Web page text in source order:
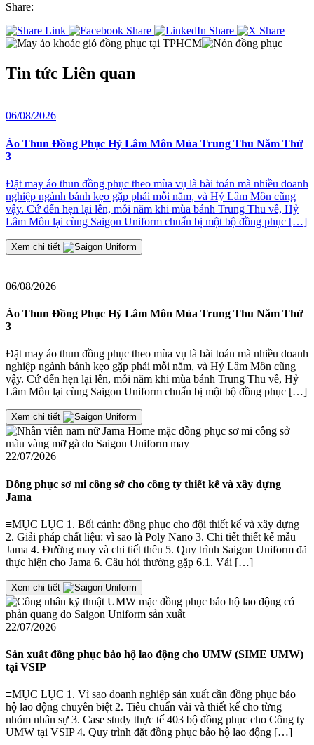
Share:
Tin tức Liên quan
06/08/2026
Áo Thun Đồng Phục Hỷ Lâm Môn Mùa Trung Thu Năm Thứ
3
Đặt may áo thun đồng phục theo mùa vụ là bài toán mà nhiều doanh
nghiệp ngành bánh kẹo gặp phải mỗi năm, và Hỷ Lâm Môn cũng
vậy. Cứ đến hẹn lại lên, mỗi năm khi mùa bánh Trung Thu về, Hỷ
Lâm Môn lại cùng Saigon Uniform chuẩn bị một bộ đồng phục […]
Xem chi tiết
06/08/2026
Áo Thun Đồng Phục Hỷ Lâm Môn Mùa Trung Thu Năm Thứ
3
Đặt may áo thun đồng phục theo mùa vụ là bài toán mà nhiều doanh
nghiệp ngành bánh kẹo gặp phải mỗi năm, và Hỷ Lâm Môn cũng
vậy. Cứ đến hẹn lại lên, mỗi năm khi mùa bánh Trung Thu về, Hỷ
Lâm Môn lại cùng Saigon Uniform chuẩn bị một bộ đồng phục […]
Xem chi tiết
22/07/2026
Đồng phục sơ mi công sở cho công ty thiết kế và xây dựng
Jama
≡MỤC LỤC 1. Bối cảnh: đồng phục cho đội thiết kế và xây dựng
2. Giải pháp chất liệu: vì sao là Poly Nano 3. Chi tiết thiết kế mẫu
Jama 4. Đường may và chi tiết thêu 5. Quy trình Saigon Uniform đã
thực hiện cho Jama 6. Câu hỏi thường gặp 6.1. Vải […]
Xem chi tiết
22/07/2026
Sản xuất đồng phục bảo hộ lao động cho UMW (SIME UMW)
tại VSIP
≡MỤC LỤC 1. Vì sao doanh nghiệp sản xuất cần đồng phục bảo
hộ lao động chuyên biệt 2. Tiêu chuẩn vải và thiết kế cho từng
nhóm nhân sự 3. Case study thực tế 403 bộ đồng phục cho Công ty
UMW tại VSIP 4. Quy trình đặt đồng phục bảo hộ lao động […]